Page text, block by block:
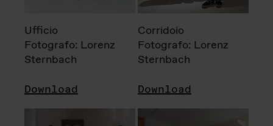
Ufficio
Fotografo: Lorenz
Sternbach
Download
Corridoio
Fotografo: Lorenz
Sternbach
Download